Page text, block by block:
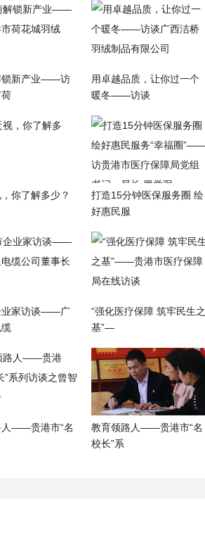
锁新产业——访
用卓越品质，让你过一个
暖冬——访谈
你了解多少？
打造15分钟医保服务圈 绘
好惠民服
业家访谈——广
“强化医疗保障 筑牢民生之
基”—
人——贵港市“名
教育领路人——贵港市“名
校长”系